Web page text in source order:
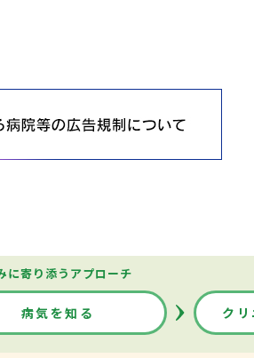
に寄り添うアプローチ
病気を知る ク